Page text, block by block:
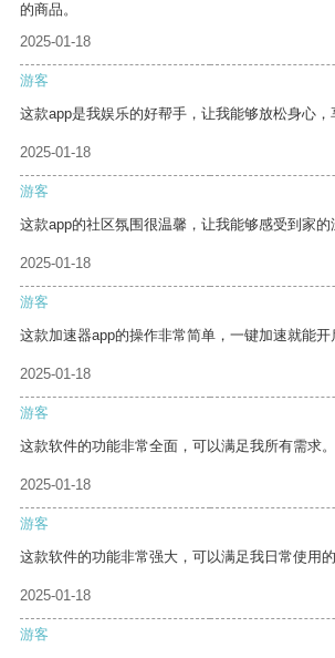
的商品。
2025-01-18
游客
这款app是我娱乐的好帮手，让我能够放松身心，
2025-01-18
游客
这款app的社区氛围很温馨，让我能够感受到家的
2025-01-18
游客
这款加速器app的操作非常简单，一键加速就能开
2025-01-18
游客
这款软件的功能非常全面，可以满足我所有需求。
2025-01-18
游客
这款软件的功能非常强大，可以满足我日常使用的
2025-01-18
游客